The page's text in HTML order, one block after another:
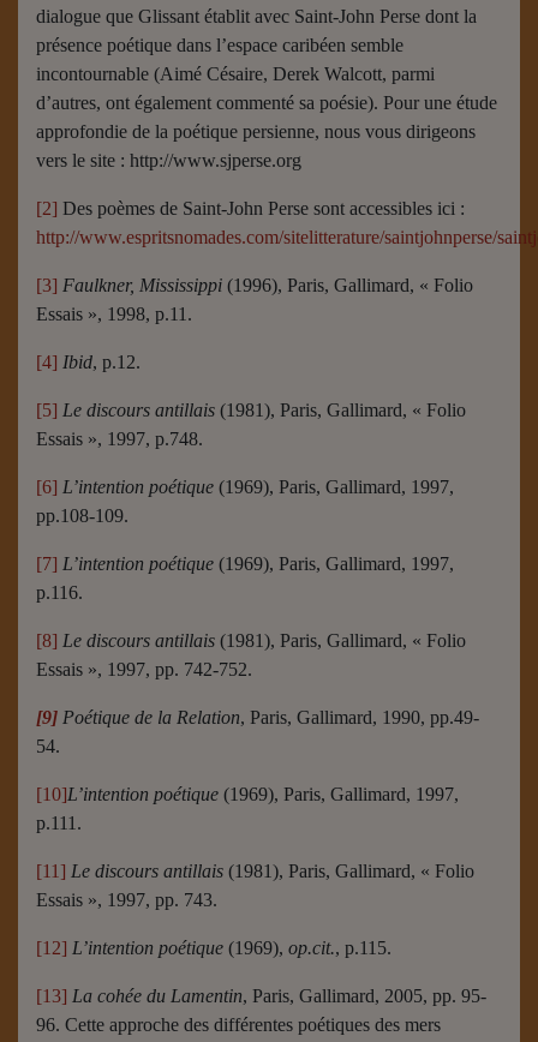
dialogue que Glissant établit avec Saint-John Perse dont la
présence poétique dans l’espace caribéen semble
incontournable (Aimé Césaire, Derek Walcott, parmi
d’autres, ont également commenté sa poésie). Pour une étude
approfondie de la poétique persienne, nous vous dirigeons
vers le site : http://www.sjperse.org
[2] Des poèmes de Saint-John Perse sont accessibles ici :
http://www.espritsnomades.com/sitelitterature/saintjohnperse/
[3] Faulkner, Mississippi (1996), Paris, Gallimard, « Folio
Essais », 1998, p.11.
[4] Ibid, p.12.
[5] Le discours antillais (1981), Paris, Gallimard, « Folio
Essais », 1997, p.748.
[6] L’intention poétique (1969), Paris, Gallimard, 1997,
pp.108-109.
[7] L’intention poétique (1969), Paris, Gallimard, 1997,
p.116.
[8] Le discours antillais (1981), Paris, Gallimard, « Folio
Essais », 1997, pp. 742-752.
[9] Poétique de la Relation, Paris, Gallimard, 1990, pp.49-
54.
[10]L’intention poétique (1969), Paris, Gallimard, 1997,
p.111.
[11] Le discours antillais (1981), Paris, Gallimard, « Folio
Essais », 1997, pp. 743.
[12] L’intention poétique (1969), op.cit., p.115.
[13] La cohée du Lamentin, Paris, Gallimard, 2005, pp. 95-
96. Cette approche des différentes poétiques des mers